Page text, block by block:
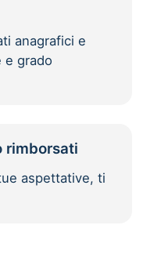
anagrafici e
e grado
rimborsati
aspettative, ti